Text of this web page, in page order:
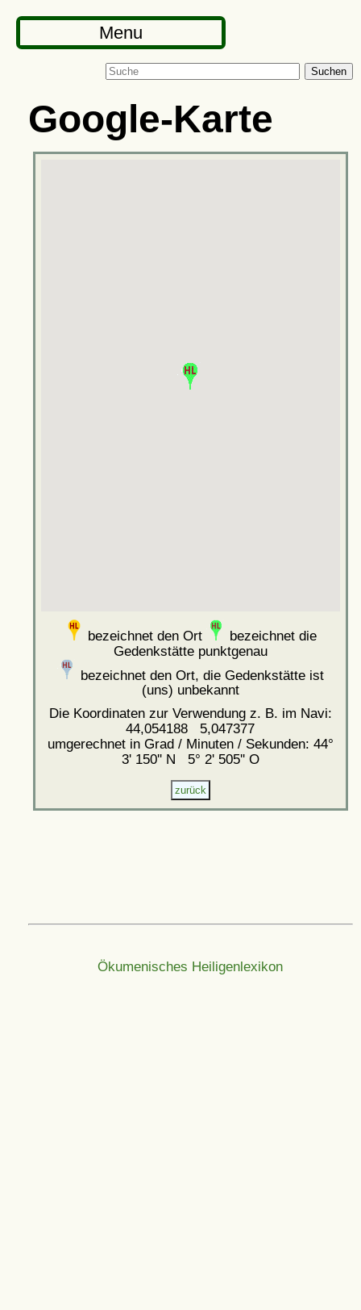
Menu
Suchen
Google-Karte
bezeichnet den Ort
bezeichnet die
Gedenkstätte punktgenau
bezeichnet den Ort, die Gedenkstätte ist
(uns) unbekannt
Die Koordinaten zur Verwendung z. B. im Navi:
44,054188 5,047377
umgerechnet in Grad / Minuten / Sekunden: 44°
3' 150'' N 5° 2' 505'' O
Ökumenisches Heiligenlexikon